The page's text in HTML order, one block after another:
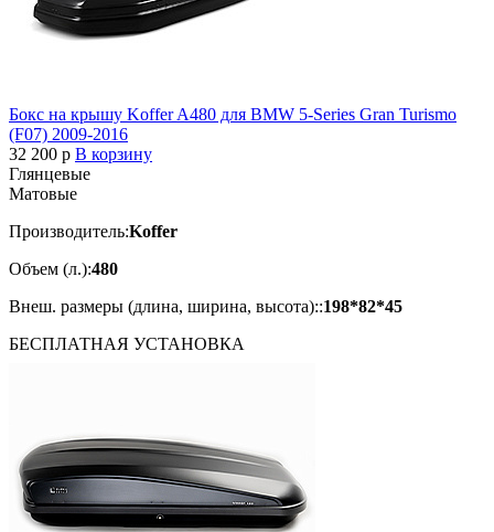
Бокс на крышу Koffer A480 для BMW 5-Series Gran Turismo
(F07) 2009-2016
32 200 p В корзину
Глянцевые
Матовые
Производитель:Koffer
Объем (л.):480
Внеш. размеры (длина, ширина, высота)::198*82*45
БЕСПЛАТНАЯ УСТАНОВКА